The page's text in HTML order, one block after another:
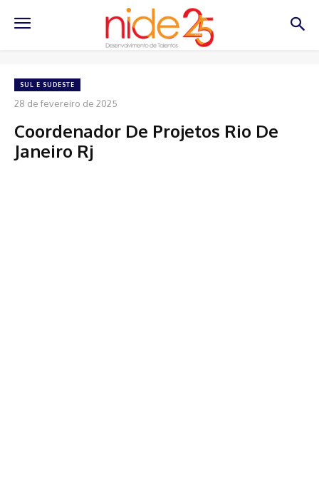
SUL E SUDESTE
28 de fevereiro de 2025
Coordenador De Projetos Rio De
Janeiro Rj